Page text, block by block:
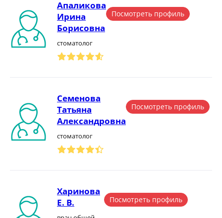
Апаликова
Ирина
Борисовна
стоматолог
Посмотреть профиль
Семенова
Татьяна
Александровна
стоматолог
Посмотреть профиль
Харинова
Е. В.
Посмотреть профиль